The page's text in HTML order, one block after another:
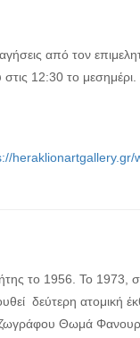
από τον
12:30 το μεσημέρι.
το 1956. Το 1973,
δεύτερη ατομική
Θωμά